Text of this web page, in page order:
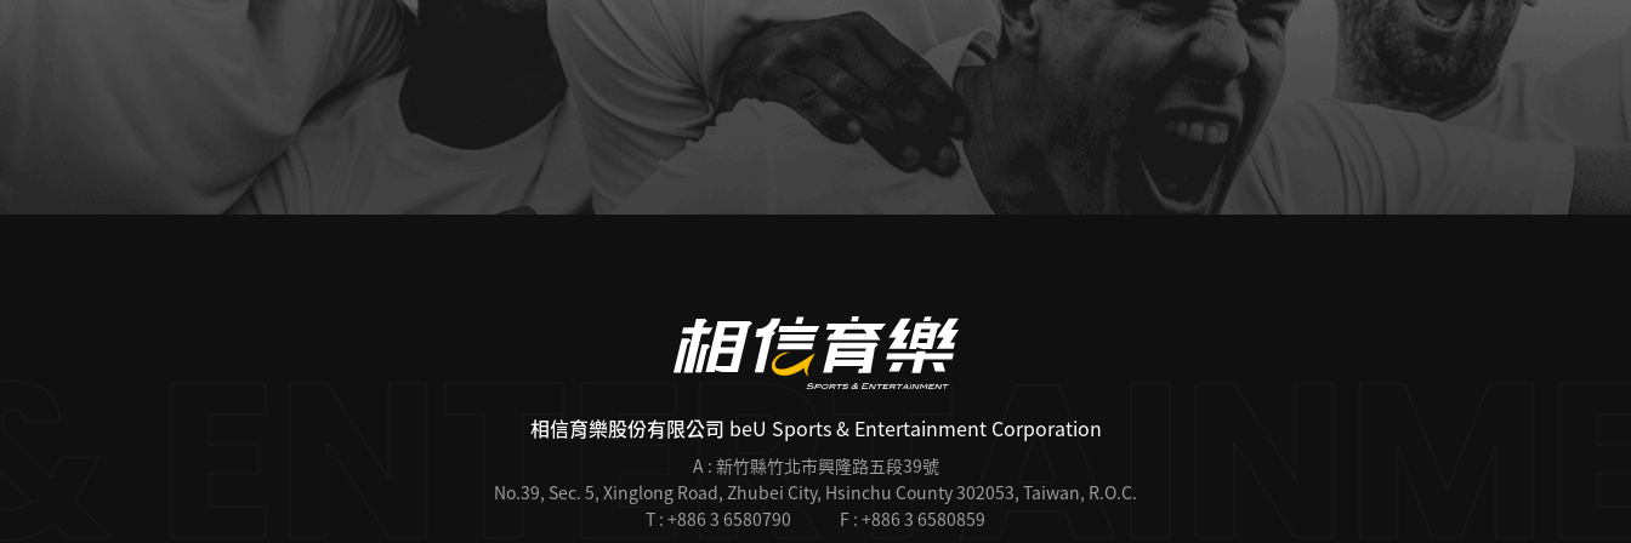
相信育樂股份有限公司 beU Sports & Entertainment Corporation
A : 新竹縣竹北市興隆路五段39號
No.39, Sec. 5, Xinglong Road, Zhubei City, Hsinchu County 302053, Taiwan, R.O.C.
T : +886 3 6580790
F : +886 3 6580859